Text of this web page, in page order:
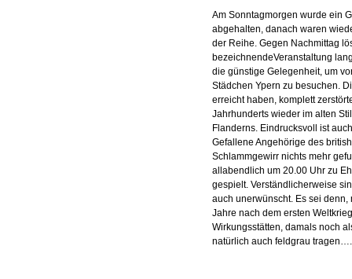
Am Sonntagmorgen wurde ein
abgehalten, danach waren
der Reihe. Gegen Nachmittag
bezeichnendeVeranstaltung
die günstige Gelegenheit, um
Städchen Ypern zu besuchen.
erreicht haben, komplett
Jahrhunderts wieder im alten
Flanderns. Eindrucksvoll ist
Gefallene Angehörige des
Schlammgewirr nichts mehr
allabendlich um 20.00 Uhr zu
gespielt. Verständlicherweise
auch unerwünscht. Es sei denn,
Jahre nach dem ersten
Wirkungsstätten, damals noch
natürlich auch feldgrau tragen….